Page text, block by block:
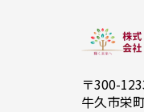
〒300-
牛久市栄